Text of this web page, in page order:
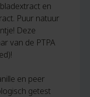
en
Puur natuur
Deze
van de PTPA
en peer
getest